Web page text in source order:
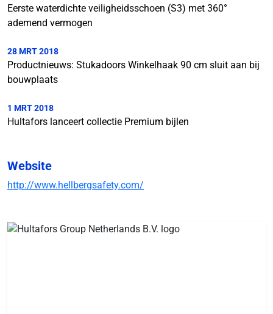
Eerste waterdichte veiligheidsschoen (S3) met 360°
ademend vermogen
28 MRT 2018
Productnieuws: Stukadoors Winkelhaak 90 cm sluit aan bij
bouwplaats
1 MRT 2018
Hultafors lanceert collectie Premium bijlen
Website
http://www.hellbergsafety.com/